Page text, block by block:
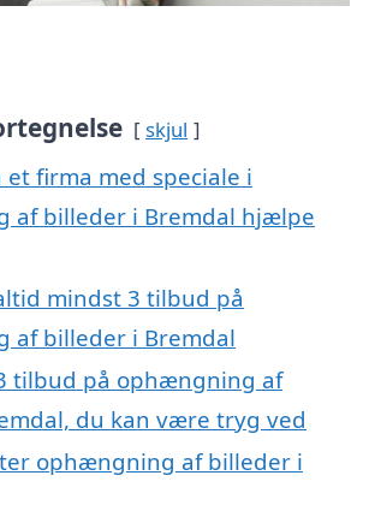
skjul
et firma med speciale i
af billeder i Bremdal hjælpe
mindst 3 tilbud på
af billeder i Bremdal
tilbud på ophængning af
du kan være tryg ved
ophængning af billeder i